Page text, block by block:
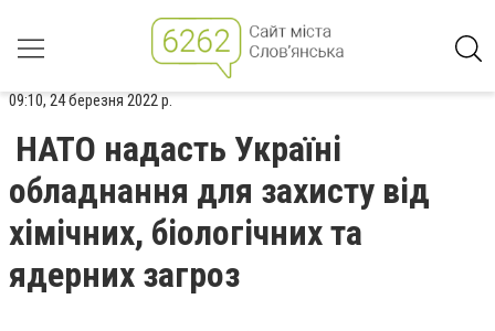
09:10, 24 березня 2022 р.
НАТО надасть Україні
обладнання для захисту від
хімічних, біологічних та
ядерних загроз